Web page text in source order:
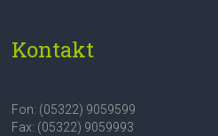
Kontakt
Fon: (05322) 9059599
Fax: (05322) 9059993